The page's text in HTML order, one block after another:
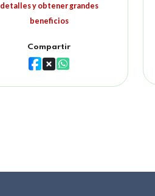
detalles y obtener grandes
beneficios
Compartir